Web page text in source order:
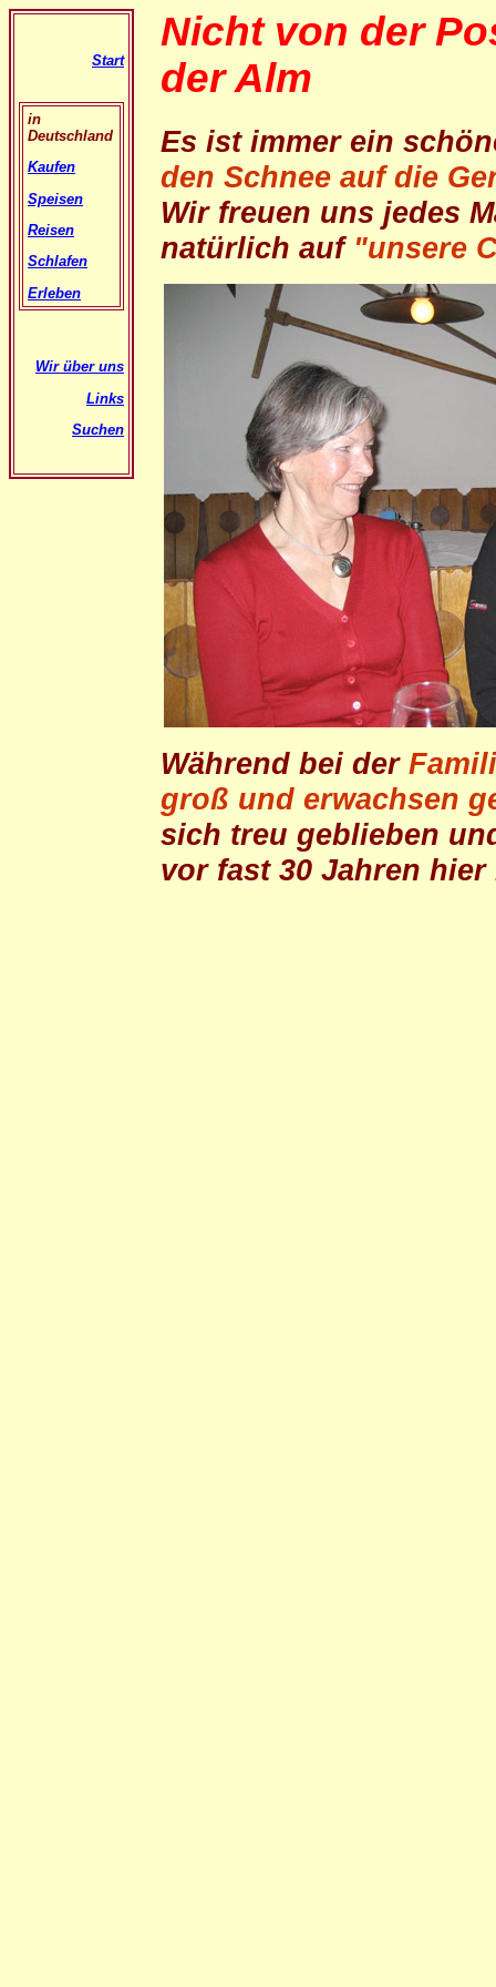
Start
in
Deutschland
Kaufen
Speisen
Reisen
Schlafen
Erleben
Wir über uns
Links
Suchen
Nicht von der
der Alm
Es ist immer ein
den Schnee auf die
Wir freuen uns jedes
natürlich auf "unsere
Während bei der
groß und erwachsen
sich treu geblieben
vor fast 30 Jahren